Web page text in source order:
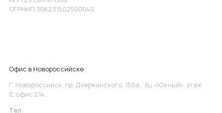
ОГРНИП 306231502500040
Офис в Новороссийске
Г. Новороссийск, пр. Дзержинского, 156а, бц «Южный», этаж
2, офис 214.
Тел: